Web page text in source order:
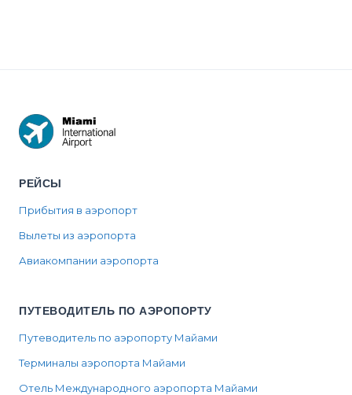
РЕЙСЫ
Прибытия в аэропорт
Вылеты из аэропорта
Авиакомпании аэропорта
ПУТЕВОДИТЕЛЬ ПО АЭРОПОРТУ
Путеводитель по аэропорту Майами
Терминалы аэропорта Майами
Отель Международного аэропорта Майами